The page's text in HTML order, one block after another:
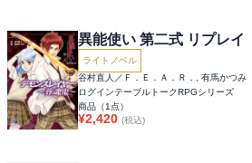
異能使い 第二式 リプレイ
ライトノベル
谷村直人／Ｆ．Ｅ．Ａ．Ｒ．, 有馬かつみ
ログインテーブルトークRPGシリーズ
商品（1 点）
¥2,420 (税込)